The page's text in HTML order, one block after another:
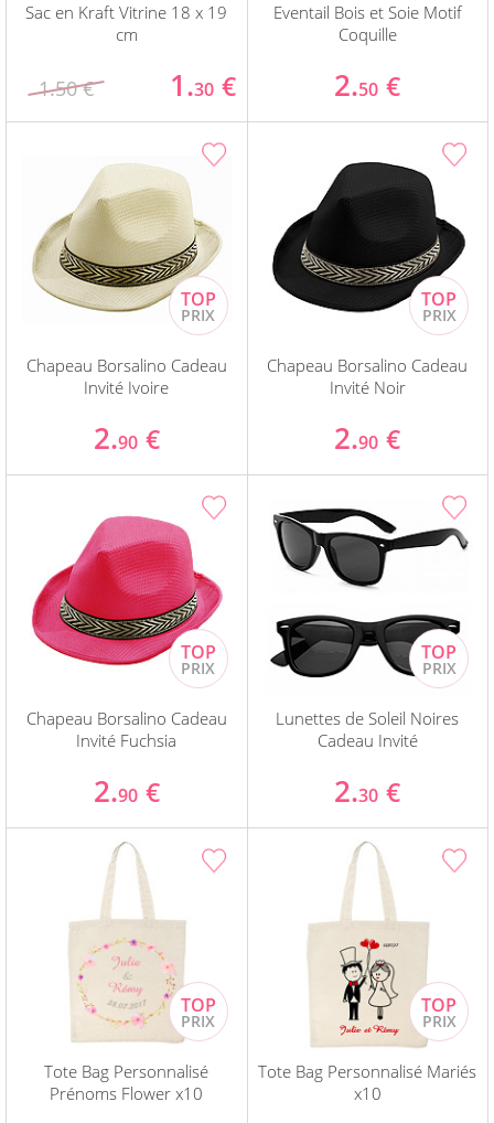
Sac en Kraft Vitrine 18 x 19
cm
1.50 € 1.30 €
Eventail Bois et Soie Motif
Coquille
2.50 €
Chapeau Borsalino Cadeau
Invité Ivoire
2.90 €
Chapeau Borsalino Cadeau
Invité Noir
2.90 €
Chapeau Borsalino Cadeau
Invité Fuchsia
2.90 €
Lunettes de Soleil Noires
Cadeau Invité
2.30 €
Tote Bag Personnalisé
Prénoms Flower x10
Tote Bag Personnalisé Mariés
x10